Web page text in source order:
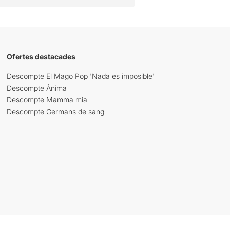
Ofertes destacades
Descompte El Mago Pop 'Nada es imposible'
Descompte Ànima
Descompte Mamma mia
Descompte Germans de sang